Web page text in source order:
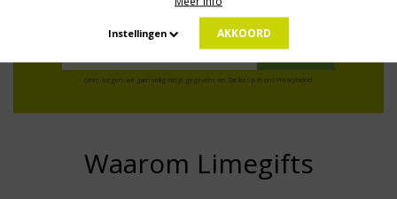
MELD JE AAN VOOR ONZE NIEUWSBRIEF
Profiteer van deals en een dosis inspiratie!
Geen zorgen: we gaan veilig met je gegevens om. Dat lees je in ons Privacybeleid.
Waarom Limegifts
Instellingen AKKOORD